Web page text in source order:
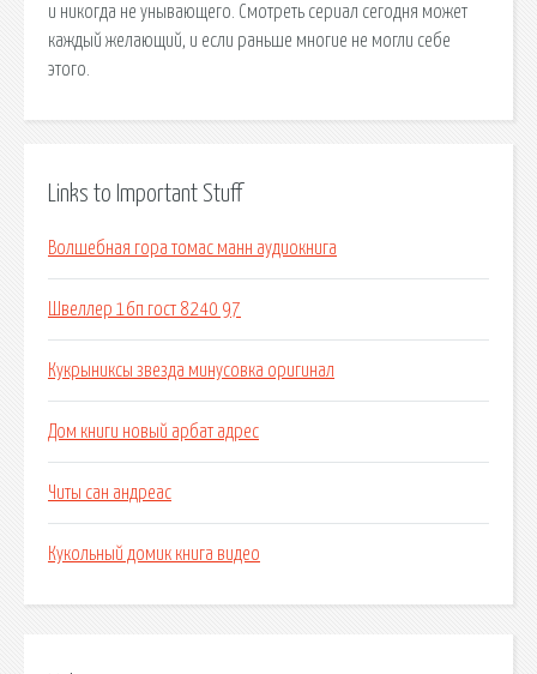
и никогда не унывающего. Смотреть сериал сегодня может
каждый желающий, и если раньше многие не могли себе
этого.
Links to Important Stuff
Волшебная гора томас манн аудиокнига
Швеллер 16п гост 8240 97
Кукрыниксы звезда минусовка оригинал
Дом книги новый арбат адрес
Читы сан андреас
Кукольный домик книга видео